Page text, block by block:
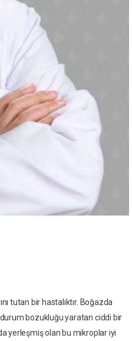
tutan bir hastalıktır. Boğazda
bozukluğu yaratan ciddi bir
yerleşmiş olan bu mikroplar iyi